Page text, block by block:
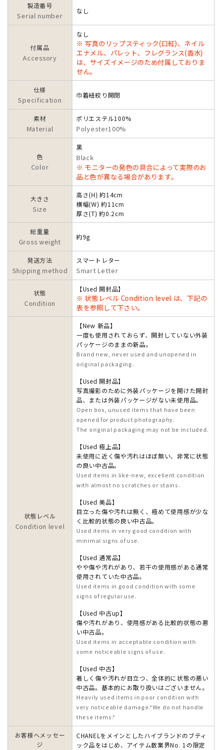
製造番号
Serial number
なし
付属品
Accessory
なし
※ 写真のリップスティック(口紅)、ネイル
エナメル、パレット、フレグランス(香水)
は、サイズイメージのため付属しておりま
せん。
仕様
Specification
巾着紐絞り開閉
素材
Material
ポリエステル100%
Polyester100%
色
Color
黒
Black
※ モニターの発色の具合によって実際のお
品と色が異なる場合があります。
大きさ
Size
高さ(H) 約14cm
横幅(W) 約11cm
厚さ(T) 約0.2cm
総重量
Gross weight
約9g
発送方法
Shipping method
スマートレター
Smart Letter
状態
Condition
【Used 開封品】
※ 状態レベル Condition level は、下記の
表を参照して下さい。
状態レベル
Condition level
【New 新品】
一度も使用されておらず、開封していない外装
パッケージのままの新品。
Brand new, never used and unopened in
original packaging.
【Used 開封品】
写真撮影のために外装パッケージを開けた開封
品、または外装パッケージがない未使用品。
Open box, unused items that have been
opened for product photography.
The original packaging may not be included.
【Used 極上品】
未使用に近く傷や汚れはほぼ無い、非常に状態
の良い中古品。
Used items in like-new, excellent condition
with almost no scratches or stains.
【Used 美品】
目立った傷や汚れは無く、極めて使用感が少な
く比較的状態の良い中古品。
Used items in very good condition with
minimal signs of use.
【Used 通常品】
やや傷や汚れがあり、若干の使用感がある通常
使用されていた中古品。
Used items in good condition with some
signs of regular use.
【Used 中古up】
傷や汚れがあり、使用感がある比較的状態の悪
い中古品。
Used items in acceptable condition with
some noticeable signs of use.
【Used 中古】
著しく傷や汚れが目立つ、全体的に状態の悪い
中古品。基本的にお取り扱いはございません。
Heavily used items in poor condition with
very noticeable damage.*We do not handle
these items.*
お客様へメッセー
ジ
CHANELをメインとしたハイブランドのブティ
ック品をはじめ、アイテム数業界No. 1の限定